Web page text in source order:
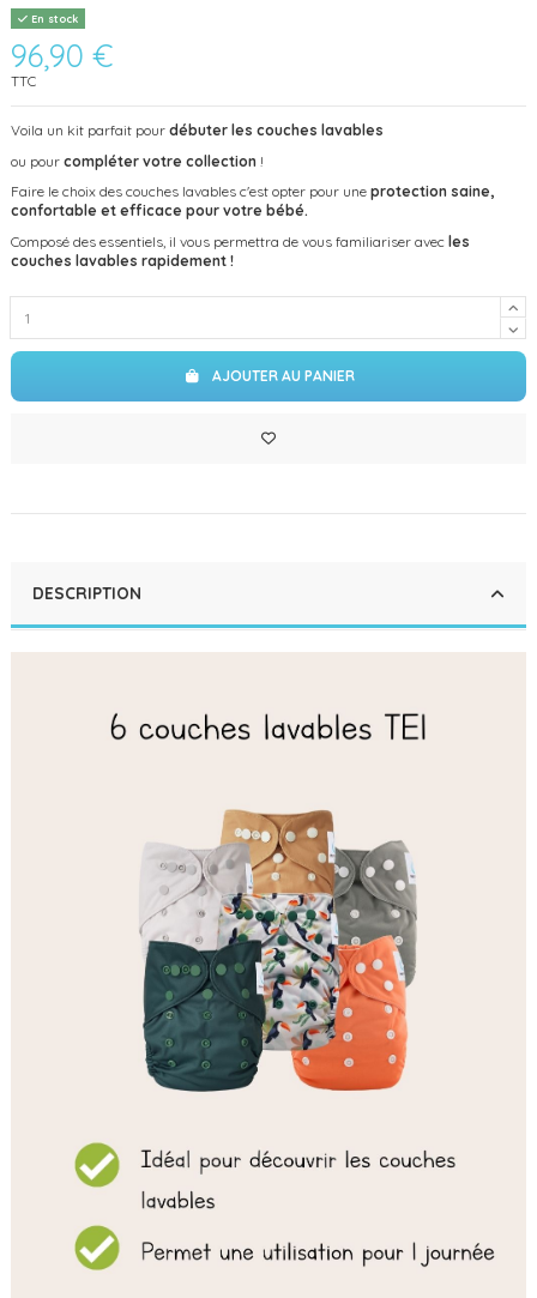
En stock
96,90 €
TTC
Voila un kit parfait pour débuter les couches lavables
ou pour compléter votre collection !
Faire le choix des couches lavables c'est opter pour une protection saine,
confortable et efficace pour votre bébé.
Composé des essentiels, il vous permettra de vous familiariser avec les
couches lavables rapidement !
AJOUTER AU PANIER
DESCRIPTION